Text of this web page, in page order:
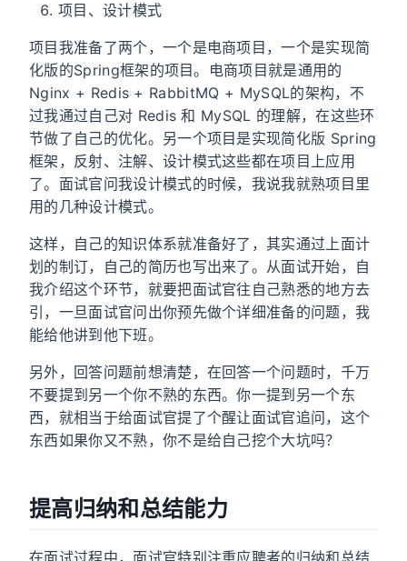
项目、设计模式
项目我准备了两个，一个是电商项目，一个是实现简
化版的Spring框架的项目。电商项目就是通用的
Nginx + Redis + RabbitMQ + MySQL的架构，不
过我通过自己对 Redis 和 MySQL 的理解，在这些环
节做了自己的优化。另一个项目是实现简化版 Spring
框架，反射、注解、设计模式这些都在项目上应用
了。面试官问我设计模式的时候，我说我就熟项目里
用的几种设计模式。
这样，自己的知识体系就准备好了，其实通过上面计
划的制订，自己的简历也写出来了。从面试开始，自
我介绍这个环节，就要把面试官往自己熟悉的地方去
引，一旦面试官问出你预先做个详细准备的问题，我
能给他讲到他下班。
另外，回答问题前想清楚，在回答一个问题时，千万
不要提到另一个你不熟的东西。你一提到另一个东
西，就相当于给面试官提了个醒让面试官追问，这个
东西如果你又不熟，你不是给自己挖个大坑吗？
提高归纳和总结能力